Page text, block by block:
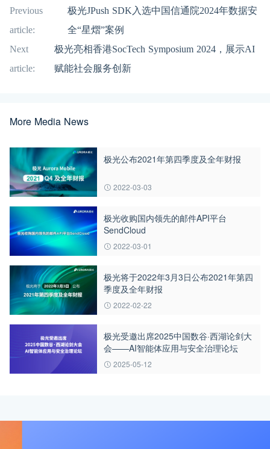
Previous
article:
极光JPush SDK入选中国信通院2024年数据安
全“星熠”案例
Next
article:
极光亮相香港SocTech Symposium 2024，展示AI
赋能社会服务创新
More Media News
极光公布2021年第四季度及全年财报
2022-03-03
极光收购国内领先的邮件API平台
SendCloud
2022-03-01
极光将于2022年3月3日公布2021年第四
季度及全年财报
2022-02-22
极光受邀出席2025中国数谷·西湖论剑大
会——AI智能体应用与安全治理论坛
2025-05-12